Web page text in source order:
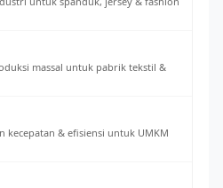
massal untuk pabrik tekstil &
& efisiensi untuk UMKM